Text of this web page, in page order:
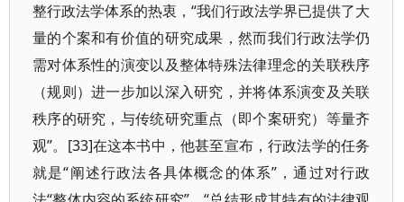
整行政法学体系的热衷，“我们行政法学界已提供了大
量的个案和有价值的研究成果，然而我们行政法学仍
需对体系性的演变以及整体特殊法律理念的关联秩序
（规则）进一步加以深入研究，并将体系演变及关联
秩序的研究，与传统研究重点（即个案研究）等量齐
观”。[33]在这本书中，他甚至宣布，行政法学的任务
就是“阐述行政法各具体概念的体系”，通过对行政